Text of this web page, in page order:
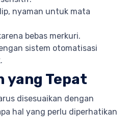
nyaman untuk mata
bebas merkuri.
sistem otomatisasi
yang Tepat
disesuaikan dengan
hal yang perlu diperhatikan